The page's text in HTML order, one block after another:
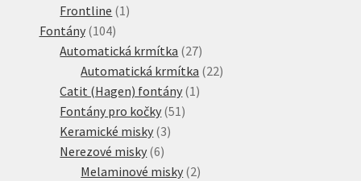
Frontline 1 1
Fontány 104104
produktů
Automatická krmítka 2727
produktů
Automatická krmítka 2222
Catit (Hagen) fontány 1 1
Fontány pro kočky 51 51
Keramické misky 33
Nerezové misky 66
produktů
Melaminové misky 22